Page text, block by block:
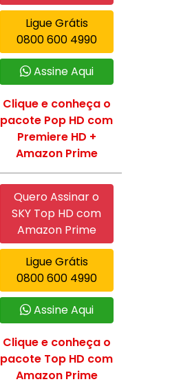
Ligue Grátis
0800 600 4990
Assine Aqui
Clique e conheça o
pacote Pop HD com
Premiere HD +
Amazon Prime
Quero Assinar o
SKY Top HD com
Amazon Prime
Ligue Grátis
0800 600 4990
Assine Aqui
Clique e conheça o
pacote Top HD com
Amazon Prime